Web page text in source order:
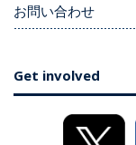
お問い合わせ
Get involved